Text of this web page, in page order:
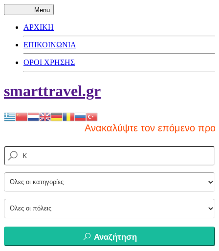
Menu
ΑΡΧΙΚΗ
ΕΠΙΚΟΙΝΩΝΙΑ
ΟΡΟΙ ΧΡΗΣΗΣ
smarttravel.gr
Ανακαλύψτε τον επόμενο προορισμό
Αναζήτηση